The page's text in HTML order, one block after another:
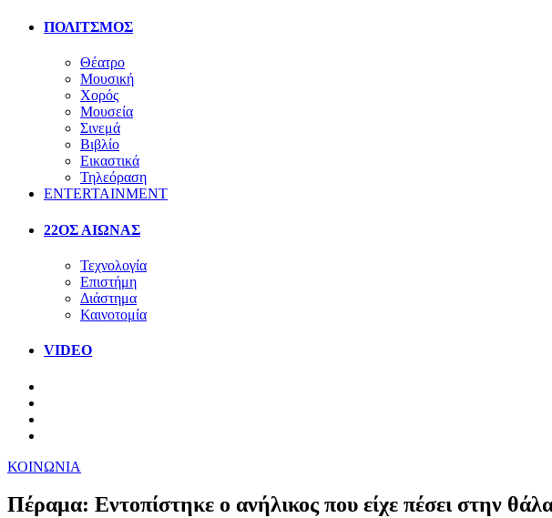
ΠΟΛΙΤΣΜΟΣ
Θέατρο
Μουσική
Χορός
Μουσεία
Σινεμά
Βιβλίο
Εικαστικά
Τηλεόραση
ENTERTAINMENT
22ΟΣ ΑΙΩΝΑΣ
Τεχνολογία
Επιστήμη
Διάστημα
Καινοτομία
VIDEO
ΚΟΙΝΩΝΙΑ
Πέραμα: Εντοπίστηκε ο ανήλικος που είχε πέσει στην